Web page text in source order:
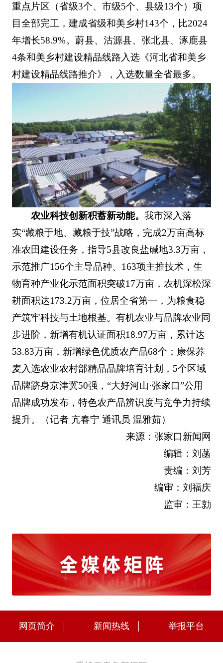
重点片区（省级3个、市级5个、县级13个）项
目全部完工，建成省级和美乡村143个，比2024
年增长58.9%。蔚县、沽源县、张北县、涿鹿县
4条和美乡村建设精品线路入选《河北省和美乡
村建设精品线路推介》，入选数量全省最多。
农业科技创新积蓄新动能。我市深入落
实“藏粮于地、藏粮于技”战略，完成2万亩高标
准农田建设任务，指导5县改良盐碱地3.3万亩，
示范推广156个主导品种、163项主推技术，生
物育种产业化示范面积突破17万亩，农机深松深
耕面积达173.2万亩，位居全省第一，为粮食稳
产筑牢科技与土地根基。有机农业与品牌农业同
步进阶，新增有机认证面积18.97万亩，累计达
53.83万亩，新增绿色优质农产品68个；康保荞
麦入选农业农村部精品品牌培育计划，5个区域
品牌跻身京津冀50强，“大好河山·张家口”公用
品牌成功发布，特色农产品辨识度与竞争力持续
提升。（记者 亢春宁 通讯员 温雅茹）
来源：张家口新闻网
编辑：刘菡
责编：刘芳
编审：刘福庆
监审：王勍
网页简介 新闻热线 举报平台